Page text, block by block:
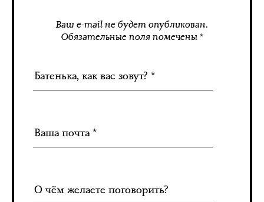
Ваш e-mail не будет опубликован.
Обязательные поля помечены *